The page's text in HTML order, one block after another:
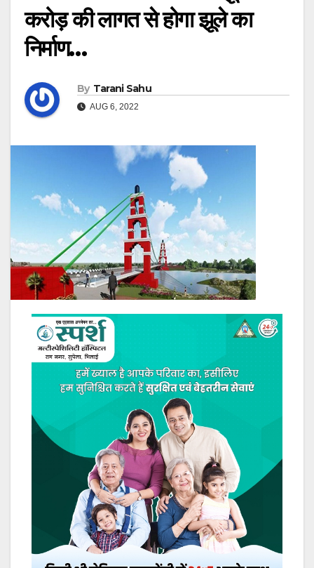
करोड़ की लागत से होगा झूले का
निर्माण…
By Tarani Sahu
AUG 6, 2022